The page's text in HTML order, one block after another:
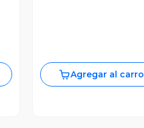
Agregar al carro